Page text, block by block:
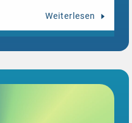
Weiterlesen